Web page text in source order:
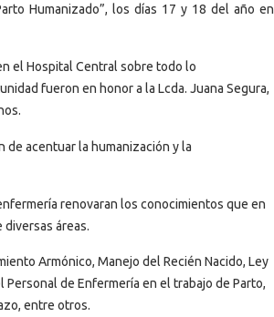
Humanizado”, los días 17 y 18 del año en
el Hospital Central sobre todo lo
fueron en honor a la Lcda. Juana Segura,
de acentuar la humanización y la
renovaran los conocimientos que en
áreas.
Armónico, Manejo del Recién Nacido, Ley
de Enfermería en el trabajo de Parto,
entre otros.